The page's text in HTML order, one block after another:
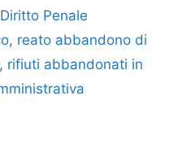
Diritto Penale
, reato abbandono di
, rifiuti abbandonati in